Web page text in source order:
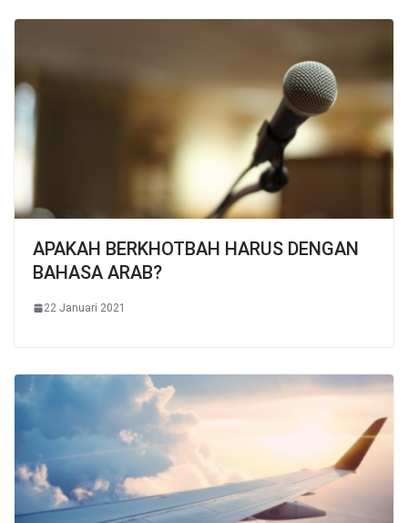
APAKAH BERKHOTBAH HARUS DENGAN
BAHASA ARAB?
22 Januari 2021